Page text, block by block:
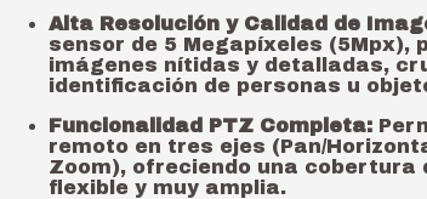
Alta Resolución y Calidad de
sensor de 5 Megapíxeles (5Mpx),
imágenes nítidas y detalladas,
identificación de personas u
Funcionalidad PTZ Completa:
remoto en tres ejes (Pan/
Zoom), ofreciendo una cobertura
flexible y muy amplia.